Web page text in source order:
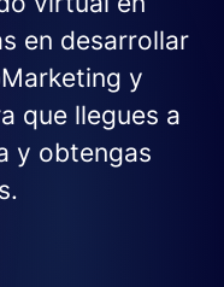
en desarrollar
y
que llegues a
y obtengas